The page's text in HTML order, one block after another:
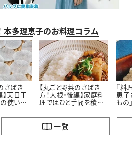
多理恵子のお料理コラム
さばき
】天日干
使い切
ピ
【丸ごと野菜のさばき
方！大根・後編】家庭料
理ではひと手間を積極
子さんのお手軽レシピ
『料
恵子
もの
一覧